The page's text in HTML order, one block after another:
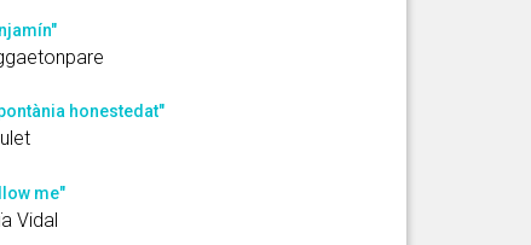
honestedat"
me"
Vidal